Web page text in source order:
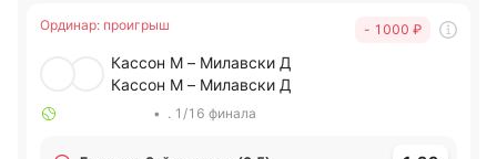
Ординар: проигрыш - 1000 ₽
Кассон М – Милавски Д
Кассон М – Милавски Д
• . 1/16 финала